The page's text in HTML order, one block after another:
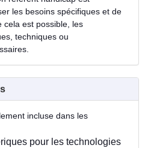
les besoins spécifiques et de
cela est possible, les
techniques ou
incluse dans les
pour les technologies